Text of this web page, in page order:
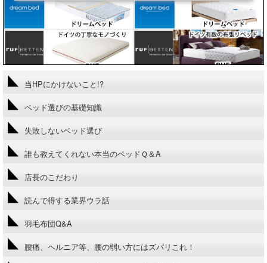
当HPにかけないこと!?
ベッド選びの基礎知識
失敗しないベッド選び
誰も教えてくれない本当のベッドＱ＆A
店長のこだわり
読んで得する業界ウラ話
羽毛布団Q&A
腰痛、ヘルニア等、腰の弱い方にはズバリこれ！